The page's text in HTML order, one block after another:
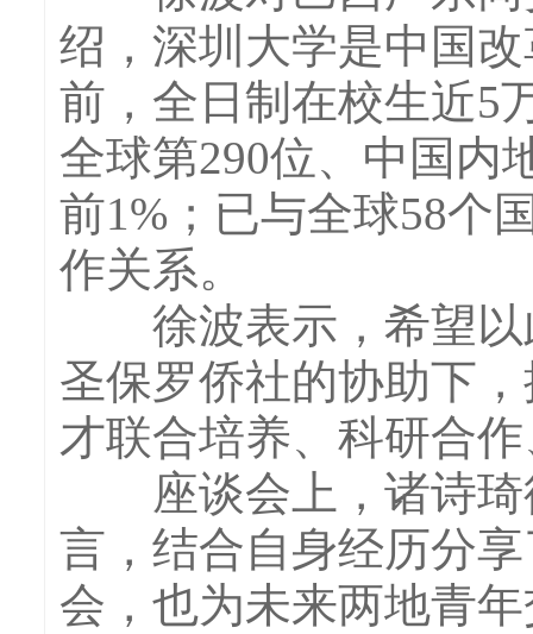
绍，深圳大学是中国
前，全日制在校生近5
全球第290位、中国内
前1%；已与全球58个
作关系。
徐波表示，希望以
圣保罗侨社的协助下
才联合培养、科研合
座谈会上，诸诗琦
言，结合自身经历分
会，也为未来两地青